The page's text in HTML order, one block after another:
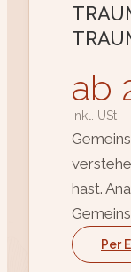
ab
inkl. USt
hast.
Per